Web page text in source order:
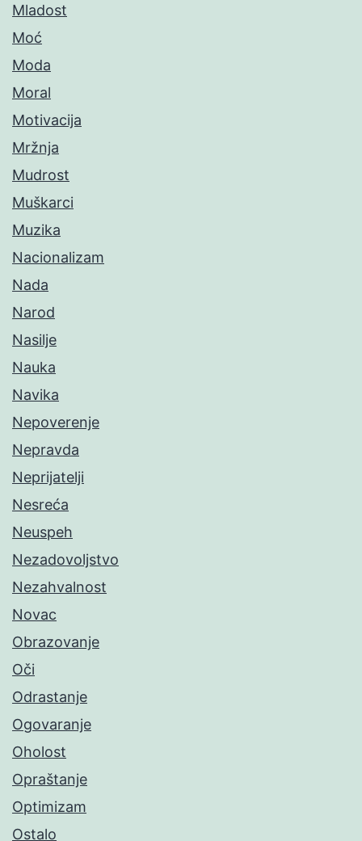
Mladost
Moć
Moda
Moral
Motivacija
Mržnja
Mudrost
Muškarci
Muzika
Nacionalizam
Nada
Narod
Nasilje
Nauka
Navika
Nepoverenje
Nepravda
Neprijatelji
Nesreća
Neuspeh
Nezadovoljstvo
Nezahvalnost
Novac
Obrazovanje
Oči
Odrastanje
Ogovaranje
Oholost
Opraštanje
Optimizam
Ostalo